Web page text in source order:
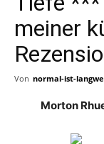
meiner
Von normal-ist-
Morton